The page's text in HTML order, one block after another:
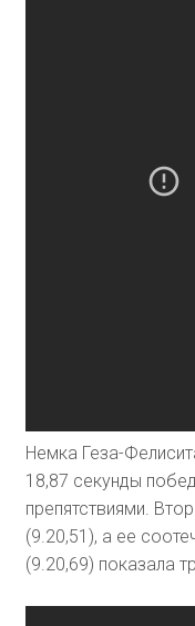
Немка Геза-
18,87 секунды
препятствиями.
(9.20,51), а ее
(9.20,69) показала